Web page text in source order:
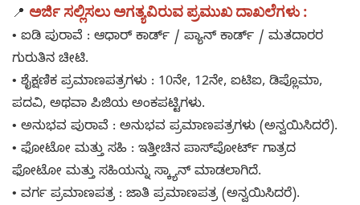
📍 ಅರ್ಜಿ ಸಲ್ಲಿಸಲು ಅಗತ್ಯವಿರುವ ಪ್ರಮುಖ ದಾಖಲೆಗಳು :
• ಐಡಿ ಪುರಾವೆ : ಆಧಾರ್ ಕಾರ್ಡ್ / ಪ್ಯಾನ್ ಕಾರ್ಡ್ / ಮತದಾರರ
ಗುರುತಿನ ಚೀಟಿ.
• ಶೈಕ್ಷಣಿಕ ಪ್ರಮಾಣಪತ್ರಗಳು : 10ನೇ, 12ನೇ, ಐಟಿಐ, ಡಿಪ್ಲೊಮಾ,
ಪದವಿ, ಅಥವಾ ಪಿಜಿಯ ಅಂಕಪಟ್ಟಿಗಳು.
• ಅನುಭವ ಪುರಾವೆ : ಅನುಭವ ಪ್ರಮಾಣಪತ್ರಗಳು (ಅನ್ವಯಿಸಿದರೆ).
• ಫೋಟೋ ಮತ್ತು ಸಹಿ : ಇತ್ತೀಚಿನ ಪಾಸ್‌ಪೋರ್ಟ್ ಗಾತ್ರದ
ಫೋಟೋ ಮತ್ತು ಸಹಿಯನ್ನು ಸ್ಕ್ಯಾನ್ ಮಾಡಲಾಗಿದೆ.
• ವರ್ಗ ಪ್ರಮಾಣಪತ್ರ : ಜಾತಿ ಪ್ರಮಾಣಪತ್ರ (ಅನ್ವಯಿಸಿದರೆ).